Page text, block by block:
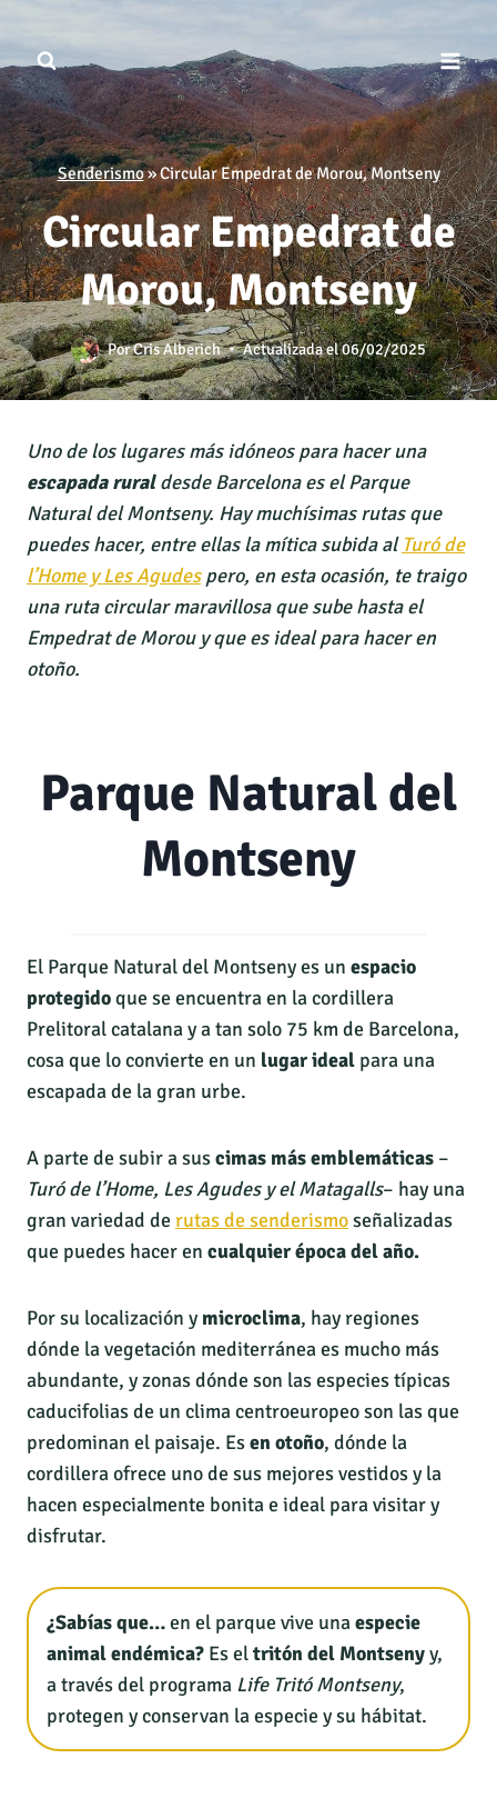
al
contenido
Senderismo»Circular Empedrat de Morou, Montseny
Circular Empedrat de
Morou, Montseny
PorCris Alberich Actualizada el06/02/2025
Uno de los lugares más idóneos para hacer una
escapada ruraldesde Barcelona es el Parque
Natural del Montseny. Hay muchísimas rutas que
puedes hacer, entre ellas la mítica subida al Turó de
l’Home y Les Agudespero, en esta ocasión, te traigo
una ruta circular maravillosa que sube hasta el
Empedrat de Morou y que es ideal para hacer en
otoño.
Parque Natural del
Montseny
El Parque Natural del Montseny es un espacio
protegidoque se encuentra en la cordillera
Prelitoral catalana y a tan solo 75 km de Barcelona,
cosa que lo convierte en un lugar ideal para una
escapada de la gran urbe.
A parte de subir a suscimas más emblemáticas –
Turó de l’Home, Les Agudes y el Matagalls– hay una
gran variedad de rutas de senderismoseñalizadas
que puedes hacer en cualquier época del año.
Por su localización y microclima, hay regiones
dónde la vegetación mediterránea es mucho más
abundante, y zonas dónde son las especies típicas
caducifolias de un clima centroeuropeo son las que
predominan el paisaje. Esen otoño, dónde la
cordillera ofrece uno de sus mejores vestidos y la
hacen especialmente bonita e ideal para visitar y
disfrutar.
¿Sabías que…en el parque vive unaespecie
animal endémica? Es eltritón del Montsenyy,
a través del programa Life Tritó Montseny,
protegen y conservan la especie y su hábitat.